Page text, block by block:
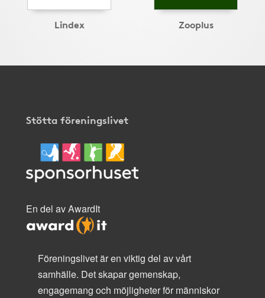
Lindex Zooplus
Stötta föreningslivet
En del av AwardIt
Föreningslivet är en viktig del av vårt
samhälle. Det skapar gemenskap,
engagemang och möjligheter för människor